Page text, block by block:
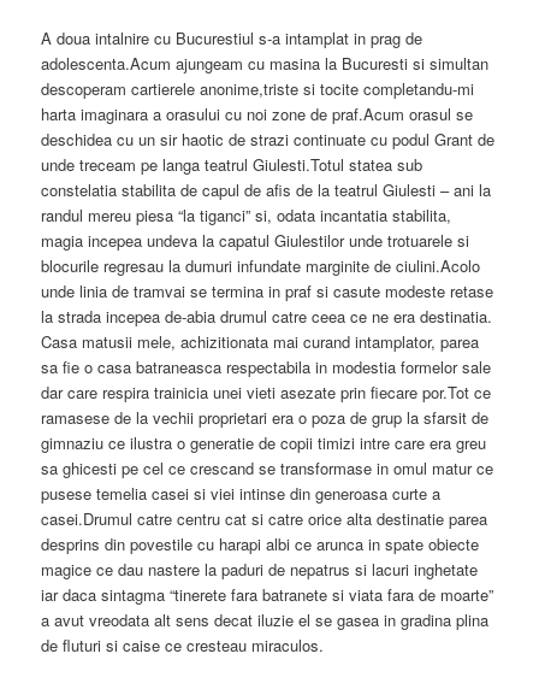
A doua intalnire cu Bucurestiul s-a intamplat in prag de
adolescenta.Acum ajungeam cu masina la Bucuresti si simultan
descoperam cartierele anonime,triste si tocite completandu-mi
harta imaginara a orasului cu noi zone de praf.Acum orasul se
deschidea cu un sir haotic de strazi continuate cu podul Grant de
unde treceam pe langa teatrul Giulesti.Totul statea sub
constelatia stabilita de capul de afis de la teatrul Giulesti – ani la
randul mereu piesa “la tiganci” si, odata incantatia stabilita,
magia incepea undeva la capatul Giulestilor unde trotuarele si
blocurile regresau la dumuri infundate marginite de ciulini.Acolo
unde linia de tramvai se termina in praf si casute modeste retase
la strada incepea de-abia drumul catre ceea ce ne era destinatia.
Casa matusii mele, achizitionata mai curand intamplator, parea
sa fie o casa batraneasca respectabila in modestia formelor sale
dar care respira trainicia unei vieti asezate prin fiecare por.Tot ce
ramasese de la vechii proprietari era o poza de grup la sfarsit de
gimnaziu ce ilustra o generatie de copii timizi intre care era greu
sa ghicesti pe cel ce crescand se transformase in omul matur ce
pusese temelia casei si viei intinse din generoasa curte a
casei.Drumul catre centru cat si catre orice alta destinatie parea
desprins din povestile cu harapi albi ce arunca in spate obiecte
magice ce dau nastere la paduri de nepatrus si lacuri inghetate
iar daca sintagma “tinerete fara batranete si viata fara de moarte”
a avut vreodata alt sens decat iluzie el se gasea in gradina plina
de fluturi si caise ce cresteau miraculos.